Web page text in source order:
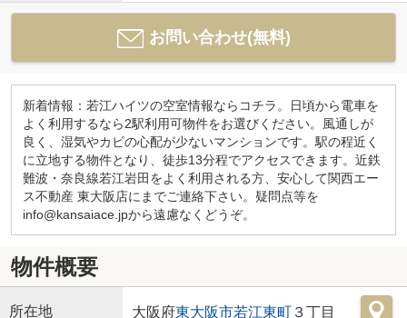
お問い合わせ(無料)
新着情報：若江ハイツの空室情報ならコチラ。日頃から電車を
よく利用するなら2駅利用可物件をお選びください。風通しが
良く、湿気やカビの心配が少ないマンションです。駅の程近く
に立地する物件となり、徒歩13分程でアクセスできます。近鉄
難波・奈良線若江岩田をよく利用される方、安心して関西エー
ス不動産 東大阪店にまでご連絡下さい。疑問点等を
info@kansaiace.jpから遠慮なくどうぞ。
物件概要
所在地 大阪府東大阪市若江東町３丁目